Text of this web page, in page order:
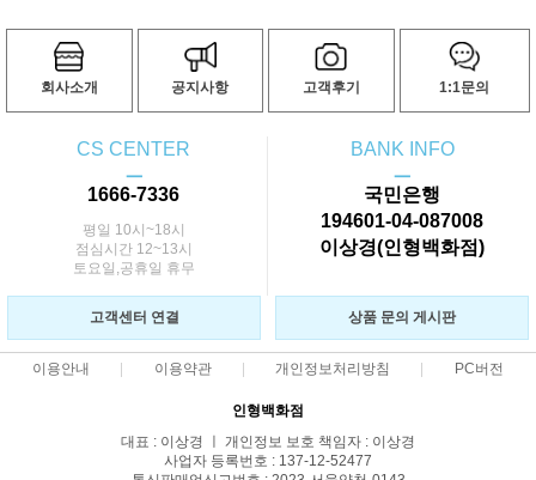
회사소개 공지사항 고객후기 1:1문의
CS CENTER
ㅡ
1666-7336
평일 10시~18시
점심시간 12~13시
토요일,공휴일 휴무
BANK INFO
ㅡ
국민은행
194601-04-087008
이상경(인형백화점)
고객센터 연결 상품 문의 게시판
이용안내 이용약관 개인정보처리방침 PC버전
인형백화점
대표 : 이상경 ㅣ 개인정보 보호 책임자 : 이상경
사업자 등록번호 : 137-12-52477